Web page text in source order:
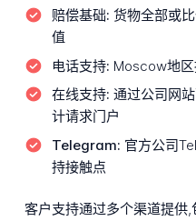
赔偿基础: 货物全部或
值
电话支持: Moscow地
在线支持: 通过公司网
计请求门户
Telegram: 官方公司
持接触点
客户支持通过多个渠道提供